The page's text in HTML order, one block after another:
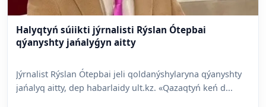
Halyqtyń súiikti jýrnalisti Rýslan Ótepbai
qýanyshty jańalyǵyn aitty
Jýrnalist Rýslan Ótepbai jeli qoldanýshylaryna qýanyshty
jańalyq aitty, dep habarlaidy ult.kz. «Qazaqtyń keń d...